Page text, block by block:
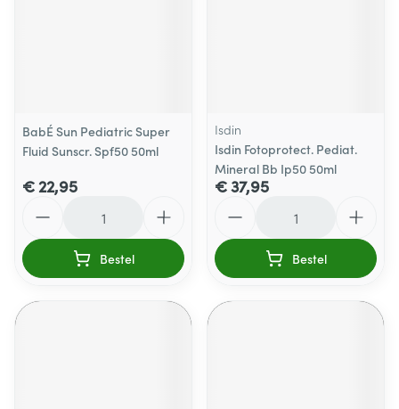
BabÉ Sun Pediatric Super
Fluid Sunscr. Spf50 50ml
€ 22,95
Bestel
Isdin
Isdin Fotoprotect. Pediat.
Mineral Bb Ip50 50ml
€ 37,95
Bestel